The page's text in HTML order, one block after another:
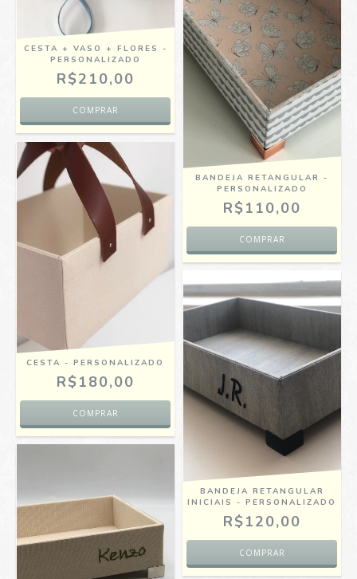
CESTA + VASO + FLORES -
PERSONALIZADO
R$210,00
CESTA - PERSONALIZADO
R$180,00
BANDEJA RETANGULAR -
PERSONALIZADO
R$110,00
BANDEJA RETANGULAR
INICIAIS - PERSONALIZADO
R$120,00